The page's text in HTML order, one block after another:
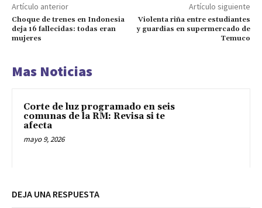
Artículo anterior
Choque de trenes en Indonesia
deja 16 fallecidas: todas eran
mujeres
Artículo siguiente
Violenta riña entre estudiantes
y guardias en supermercado de
Temuco
Mas Noticias
Corte de luz programado en seis
comunas de la RM: Revisa si te
afecta
mayo 9, 2026
DEJA UNA RESPUESTA